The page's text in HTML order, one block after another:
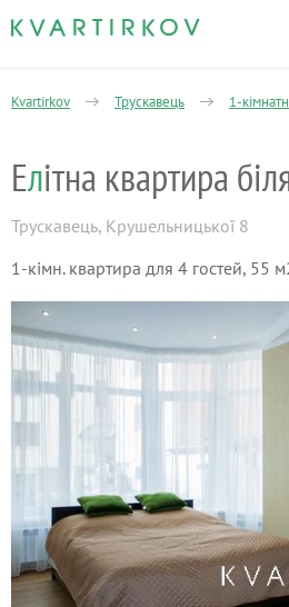
Kvartirkov Трускавець 1-
Елітна квартира
Трускавець, Крушельницької 8
1-кімн. квартира для 4 гостей, 55